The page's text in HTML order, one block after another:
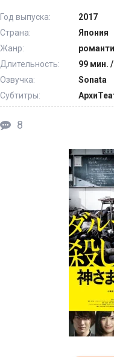
Год выпуска:
2017
Страна:
Япония
Жанр:
Длительность:
99 мин.
Озвучка:
Sonata
Субтитры:
8